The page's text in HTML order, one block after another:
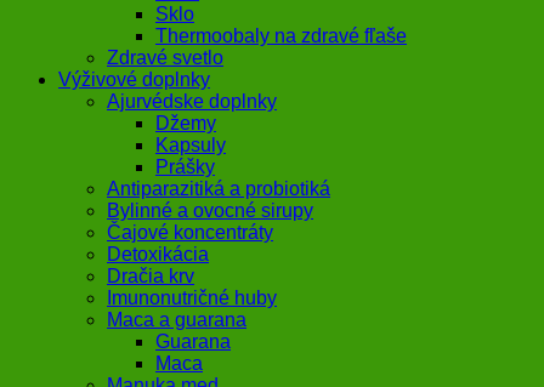
Sklo
Thermoobaly na zdravé fľaše
Zdravé svetlo
Výživové doplnky
Ajurvédske doplnky
Džemy
Kapsuly
Prášky
Antiparazitiká a probiotiká
Bylinné a ovocné sirupy
Čajové koncentráty
Detoxikácia
Dračia krv
Imunonutričné huby
Maca a guarana
Guarana
Maca